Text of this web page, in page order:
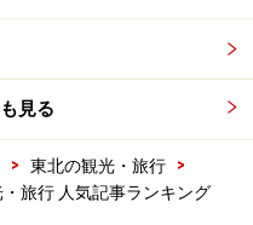
見る
> 東北の観光・旅行
>
旅行 人気記事ランキング